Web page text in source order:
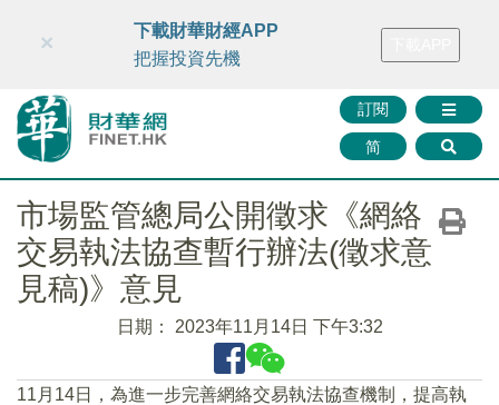
財華智庫網 FINTV FINMETA 財華證券 媒體矩陣
訂閱
简
×
下載財華財經APP
把握投資先機
市場監管總局公開徵求《網絡
交易執法協查暫行辦法(徵求意
見稿)》意見
日期： 2023年11月14日 下午3:32
11月14日，為進一步完善網絡交易執法協查機制，提高執